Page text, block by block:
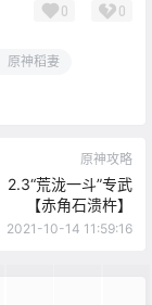
0 0
原神稻妻
原神攻略
2.3“荒泷一斗”专武
【赤角石溃杵】
2021-10-14 11:59:16